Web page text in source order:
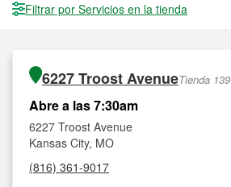
Filtrar por Servicios en la tienda
6227 Troost AvenueTienda 139
Abre a las 7:30am
6227 Troost Avenue
Kansas City, MO
(816) 361-9017